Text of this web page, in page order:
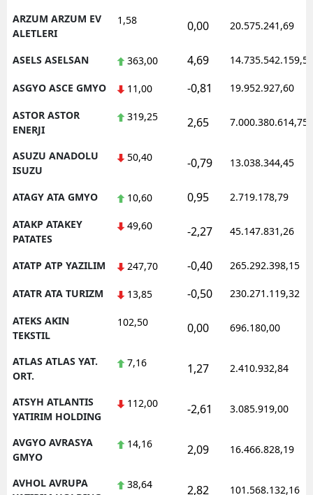
ARZUM ARZUM EV
ALETLERI
1,58 0,00 20.575.241,69
ASELS ASELSAN 363,00 4,69 14.735.542.159,50
ASGYO ASCE GMYO 11,00 -0,81 19.952.927,60
ASTOR ASTOR
ENERJI
319,25 2,65 7.000.380.614,75
ASUZU ANADOLU
ISUZU
50,40 -0,79 13.038.344,45
ATAGY ATA GMYO 10,60 0,95 2.719.178,79
ATAKP ATAKEY
PATATES
49,60 -2,27 45.147.831,26
ATATP ATP YAZILIM 247,70 -0,40 265.292.398,15
ATATR ATA TURIZM 13,85 -0,50 230.271.119,32
ATEKS AKIN
TEKSTIL
102,50 0,00 696.180,00
ATLAS ATLAS YAT.
ORT.
7,16 1,27 2.410.932,84
ATSYH ATLANTIS
YATIRIM HOLDING
112,00 -2,61 3.085.919,00
AVGYO AVRASYA
GMYO
14,16 2,09 16.466.828,19
AVHOL AVRUPA
38,64 2,82 101.568.132,16